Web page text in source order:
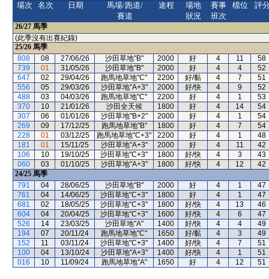
場次
名次 日期
馬場/跑道/
賽道
途程
場地
狀況
賽事
班次
檔位 評
26/27 馬季
(此季沒有出賽紀錄)
25/26 馬季
808
08 27/06/26 沙田草地"B" 2000 好 4 11
58
739
01 31/05/26 沙田草地"B" 2000 好 4 4
52
647
02 29/04/26 跑馬地草地"C" 2200 好/黏 4 7
51
556
05 29/03/26 沙田草地"A+3" 2000 好/快 4 9
52
488
03 04/03/26 跑馬地草地"C" 2200 好 4 1
53
370
10 21/01/26 沙田全天候 1800 好 4 14
54
307
06 01/01/26 沙田草地"B+2" 2000 好 4 1
54
269
09 17/12/25 跑馬地草地"B" 1800 好 4 7
54
228
01 03/12/25 跑馬地草地"C+3" 2200 好 4 1
48
181
01 15/11/25 沙田草地"A+3" 2000 好 4 11
42
106
10 19/10/25 沙田草地"C+3" 1800 好/快 4 3
43
060
03 01/10/25 沙田草地"A+3" 1800 好/快 4 12
42
24/25 馬季
791
04 28/06/25 沙田草地"B" 2000 好 4 1
47
761
04 14/06/25 沙田草地"C+3" 1800 好 4 1
47
681
02 18/05/25 沙田草地"C+3" 1800 好/快 4 13
46
604
04 20/04/25 沙田草地"C+3" 1600 好/快 4 6
47
526
14 23/03/25 沙田草地"A" 1400 好/快 4 4
49
194
07 20/11/24 跑馬地草地"C" 1650 好/黏 4 3
49
152
11 03/11/24 沙田草地"C+3" 1400 好/快 4 7
51
100
04 13/10/24 沙田草地"A+3" 1400 好/快 4 1
51
016
10 11/09/24 跑馬地草地"A" 1650 好 4 12 51